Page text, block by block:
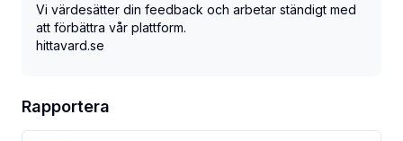
Vi värdesätter din feedback och arbetar ständigt med
att förbättra vår plattform.
hittavard.se
Rapportera